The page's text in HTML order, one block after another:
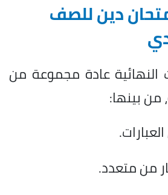
دين للصف
النهائية عادة مجموعة من
من بينها:
من متعدد.